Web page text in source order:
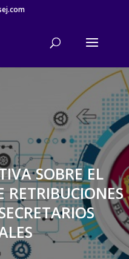
SOBRE EL
RETRIBUCIONES